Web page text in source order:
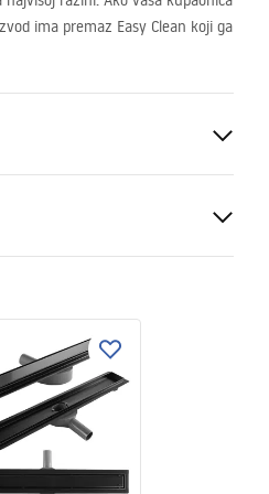
ima premaz Easy Clean koji ga
podu